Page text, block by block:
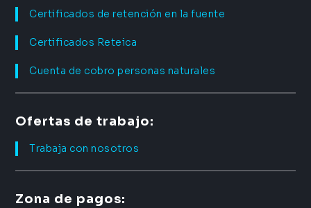
Certificados de retención en la fuente
Certificados Reteica
Cuenta de cobro personas naturales
Ofertas de trabajo:
Trabaja con nosotros
Zona de pagos: